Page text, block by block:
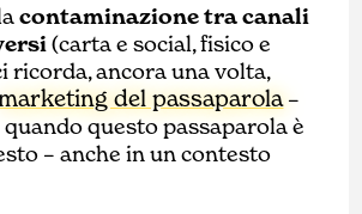
contaminazione tra canali
(carta e social, fisico e
ricorda, ancora una volta,
del passaparola–
questo passaparola è
– anche in un contesto